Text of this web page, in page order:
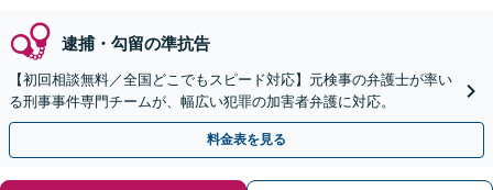
逮捕・勾留の準抗告
【初回相談無料／全国どこでもスピード対応】元検事の弁護士が率い
る刑事事件専門チームが、幅広い犯罪の加害者弁護に対応。
料金表を見る